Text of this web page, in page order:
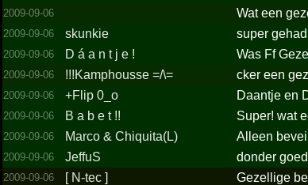
2009-09-06 Wat een
2009-09-06 skunkie super
2009-09-06 D á a n t j e !­ Was Ff
2009-09-06 !!!­Kamphousse =/­\=­ cker een
2009-09-06 +Flip 0_o Daantje en
2009-09-06 B a b e t !! Super! wat
2009-09-06 Marco &­ Chiquita(L) Alleen
2009-09-06 JeffuS donder
2009-09-06 [ N-tec ] Gezellige